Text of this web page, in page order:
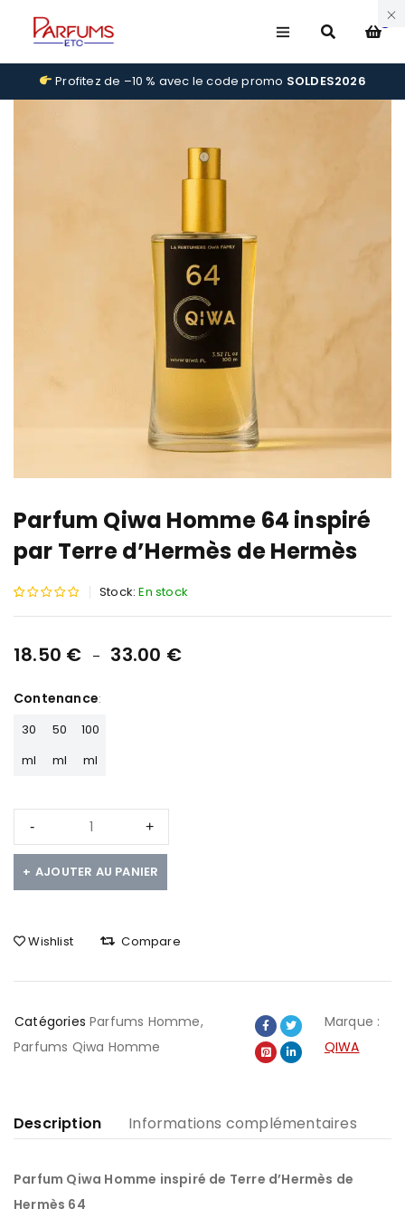
0
Profitez de –10 % avec le code promo SOLDES2026
Parfum Qiwa Homme 64 inspiré
par Terre d’Hermès de Hermès
Noté5.00
sur
1
Stock: En stock
18.50 € – 33.00 €
Contenance
30
ml
50
ml
100
ml
AJOUTER AU PANIER
Wishlist Compare
Catégories Parfums Homme,
Parfums Qiwa Homme
Marque :
QIWA
Description Informations complémentaires
Parfum Qiwa Homme inspiré de Terre d’Hermès de
Hermès 64